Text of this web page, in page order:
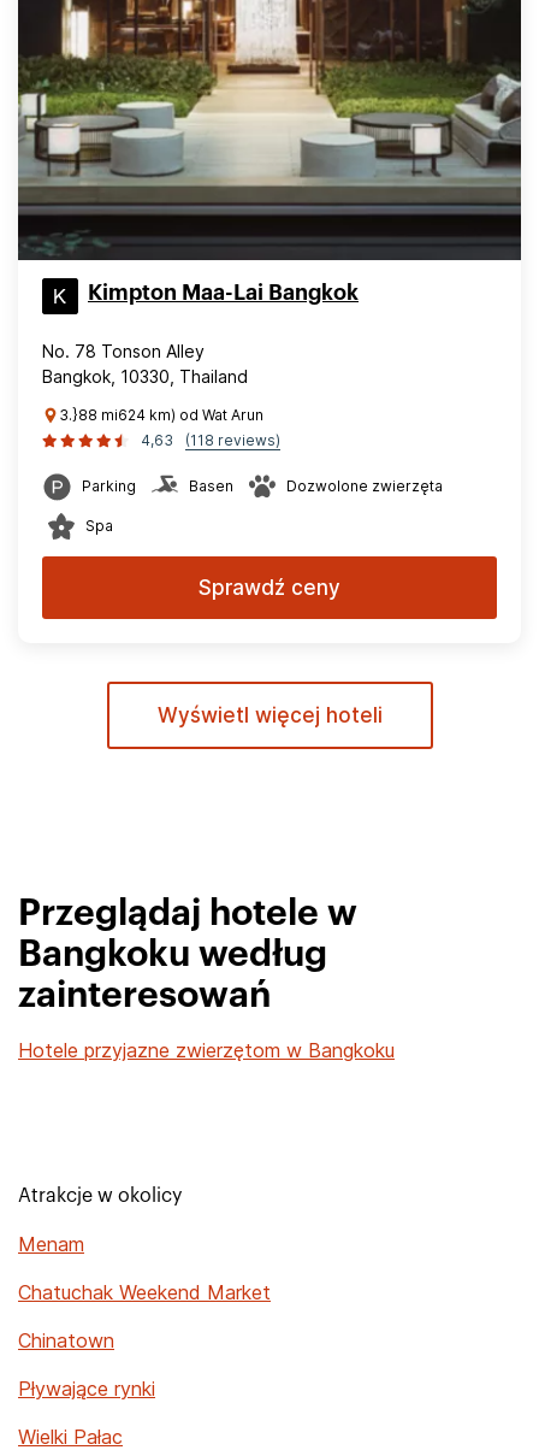
Kimpton Maa-Lai Bangkok
No. 78 Tonson Alley
Bangkok, 10330, Thailand
3.}88 mi624 km) od Wat Arun
4,63
(118 reviews)
Parking Basen Dozwolone zwierzęta
Spa
Sprawdź ceny
Wyświetl więcej hoteli
Przeglądaj hotele w
Bangkoku według
zainteresowań
Hotele przyjazne zwierzętom w Bangkoku
Atrakcje w okolicy
Menam
Chatuchak Weekend Market
Chinatown
Pływające rynki
Wielki Pałac